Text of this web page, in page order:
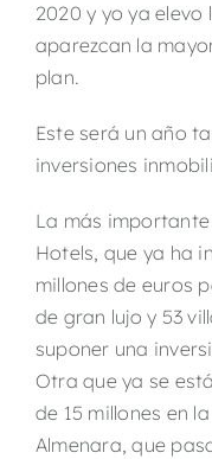
2020 y yo ya
aparezcan la
plan.
Este será un año
inversiones
La más
Hotels, que ya ha
millones de euros
de gran lujo y 53
suponer una
Otra que ya se
de 15 millones en
Almenara, que